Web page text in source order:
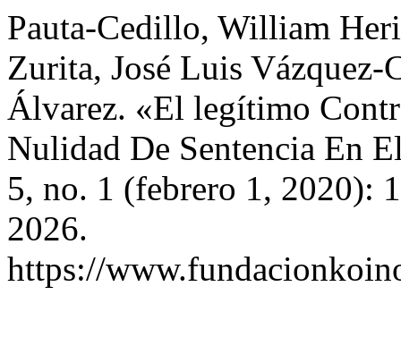
Pauta-Cedillo, William
Zurita, José Luis Vázquez-
Álvarez. «El legítimo
Nulidad De Sentencia En
5, no. 1 (febrero 1, 2020):
2026.
https://